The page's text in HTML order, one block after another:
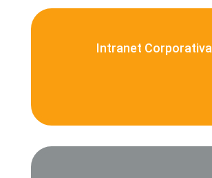
Intranet Corporativa